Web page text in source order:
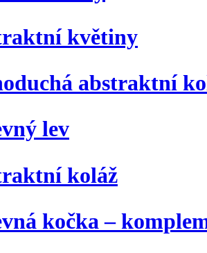
květiny
abstraktní
lev
koláž
kočka –